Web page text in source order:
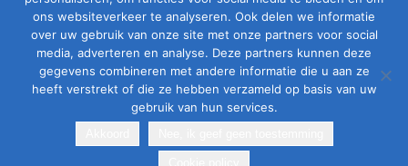
Stuur een e-mail
info@feda.nl
Bel ons
+31 88 4008506
ons websiteverkeer te analyseren. Ook delen we informatie
over uw gebruik van onze site met onze partners voor social
media, adverteren en analyse. Deze partners kunnen deze
gegevens combineren met andere informatie die u aan ze
heeft verstrekt of die ze hebben verzameld op basis van uw
gebruik van hun services.